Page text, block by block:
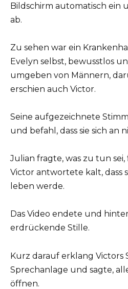
Bildschirm automatisch ein
ab.
Zu sehen war ein
Evelyn selbst, bewusstlos
umgeben von Männern,
erschien auch Victor.
Seine aufgezeichnete
und befahl, dass sie sich an
Julian fragte, was zu tun
Victor antwortete kalt, dass
leben werde.
Das Video endete und
erdrückende Stille.
Kurz darauf erklang Victors
Sprechanlage und sagte,
öffnen.